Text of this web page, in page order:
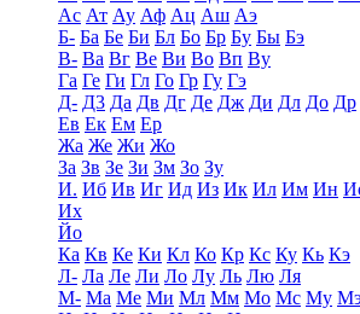
Ас Ат Ау Аф Ац Аш Аэ
Б- Ба Бе Би Бл Бо Бр Бу Бы Бэ
В- Ва Вг Ве Ви Во Вп Ву
Га Ге Ги Гл Го Гр Гу Гэ
Д- Д3 Да Дв Дг Де Дж Ди Дл До Др
Ев Ек Ем Ер
Жа Же Жи Жо
За Зв Зе Зи Зм Зо Зу
И. Иб Ив Иг Ид Из Ик Ил Им Ин
Их
Йо
Ка Кв Ке Ки Кл Ко Кр Кс Ку Кь Кэ
Л- Ла Ле Ли Ло Лу Ль Лю Ля
М- Ма Ме Ми Мл Мм Мо Мс Му